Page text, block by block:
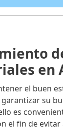
en
el buen
garantizar su
es
el fin de evitar